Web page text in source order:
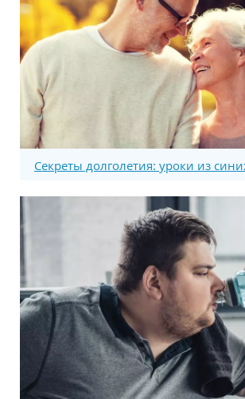
Секреты долголетия: уроки из